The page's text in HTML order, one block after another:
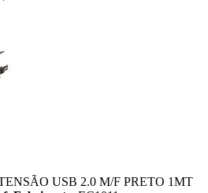
USB 2.0 M/F PRETO 1MT